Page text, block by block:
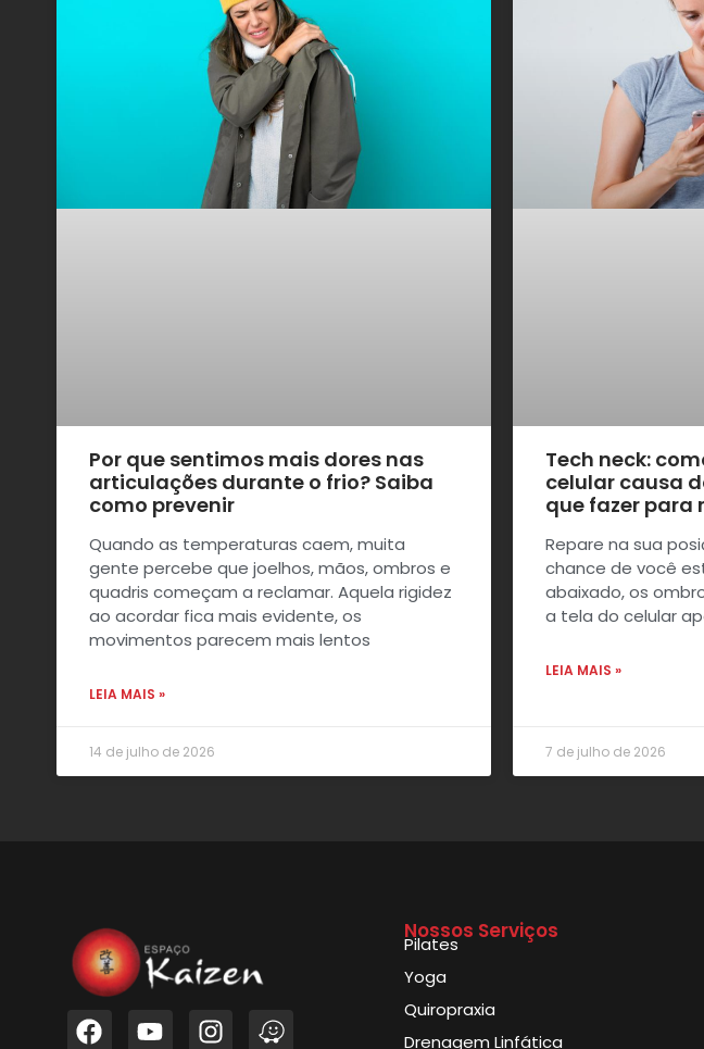
Por que sentimos mais dores nas
articulações durante o frio? Saiba
como prevenir
Quando as temperaturas caem, muita
gente percebe que joelhos, mãos, ombros e
quadris começam a reclamar. Aquela rigidez
ao acordar fica mais evidente, os
movimentos parecem mais lentos
LEIA MAIS »
14 de julho de 2026
Tech neck:
celular causa
que fazer para
Repare na sua
chance de você
abaixado, os
a tela do celular
LEIA MAIS »
7 de julho de 2026
Nossos Serviços
Pilates
Yoga
Quiropraxia
Drenagem Linfática